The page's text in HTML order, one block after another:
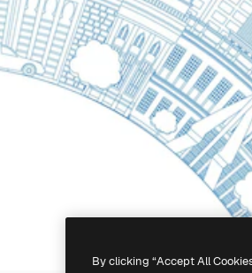
By clicking “Accept All